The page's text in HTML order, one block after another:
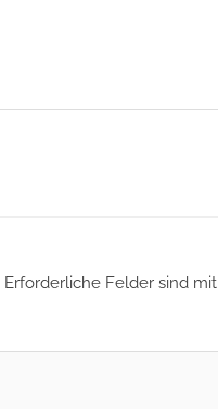
Erforderliche Felder sind mit